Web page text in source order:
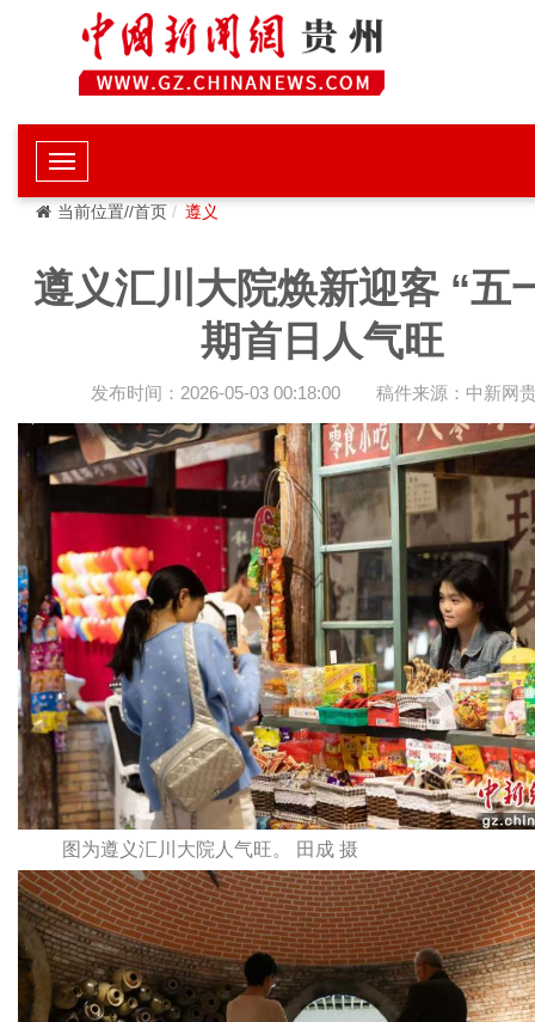
当前位置//首页 遵义
遵义汇川大院焕新迎客 “五
期首日人气旺
发布时间：2026-05-03 00:18:00 稿件来源：中新网
图为遵义汇川大院人气旺。 田成 摄